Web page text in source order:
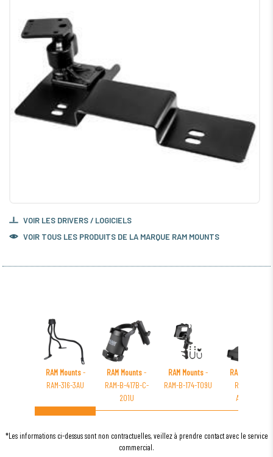
VOIR LES DRIVERS / LOGICIELS
VOIR TOUS LES PRODUITS DE LA MARQUE RAM MOUNTS
RAM Mounts-
RAM-316-3AU
RAM Mounts-
RAM-B-417B-C-
201U
RAM Mounts-
RAM-B-174-TO9U
RAM Mounts
RAM-HOL-
AP23CLU
*Les informations ci-dessus sont non contractuelles, veillez à prendre contact avec le service
commercial.